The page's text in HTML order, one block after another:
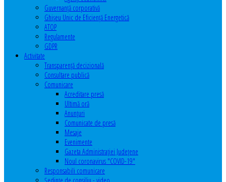
Guvernanță corporativă
Ghişeu Unic de Eficienţă Energetică
ATOP
Regulamente
GDPR
Activitate
Transparenţă decizională
Consultare publică
Comunicare
Acreditare presă
Ultimă oră
Anunţuri
Comunicate de presă
Mesaje
Evenimente
Gazeta Administraţiei Judeţene
Noul coronavirus "COVID-19"
Responsabili comunicare